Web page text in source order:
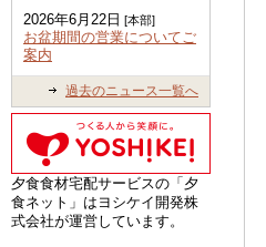
2026年6月22日 [本部]
お盆期間の営業についてご
案内
過去のニュース一覧へ
夕食食材宅配サービスの「夕
食ネット」はヨシケイ開発株
式会社が運営しています。